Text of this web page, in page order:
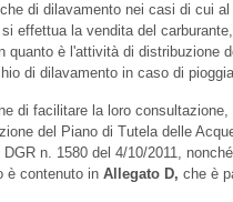
di dilavamento nei casi di cui
effettua la vendita del
è l'attività di distribuzione
di dilavamento in caso di
di facilitare la loro consultazione,
del Piano di Tutela delle
n. 1580 del 4/10/2011,
è contenuto in Allegato D, che è